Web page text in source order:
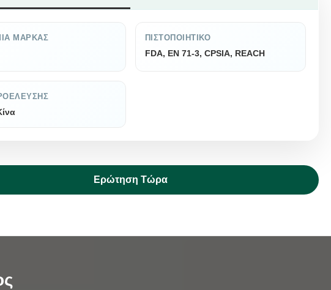
ΜΆΡΚΑΣ ΠΙΣΤΟΠΟΙΗΤΙΚΌ
FDA, EN 71-3, CPSIA, REACH
Ερώτηση Τώρα